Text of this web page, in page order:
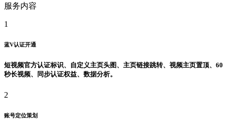
服务内容
1
蓝V认证开通
短视频官方认证标识、自定义主页头图、主页链接跳转、视频主页置顶、60
秒长视频、同步认证权益、数据分析。
2
账号定位策划